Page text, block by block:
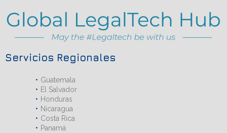
Servicios Regionales
Guatemala
El Salvador
Honduras
Nicaragua
Costa Rica
Panamá